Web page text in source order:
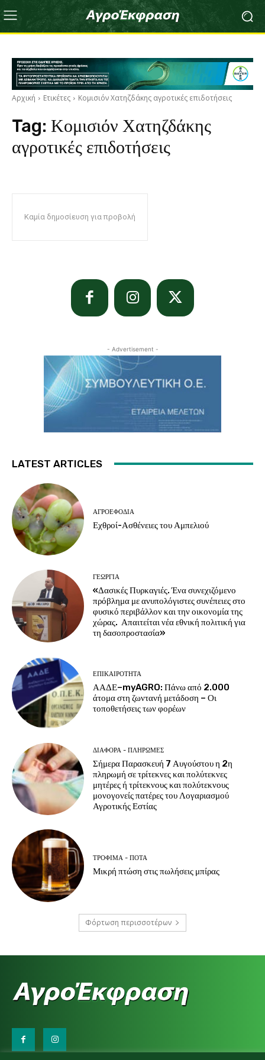
Αρχική Ετικέτες Κομισιόν Χατηζδάκης αγροτικές επιδοτήσεις
Tag: Κομισιόν Χατηζδάκης
αγροτικές επιδοτήσεις
Καμία δημοσίευση για προβολή
- Advertisement -
LATEST ARTICLES
ΑΓΡΟΕΦΌΔΙΑ
Εχθροί-Ασθένειες του Αμπελιού
ΓΕΩΡΓΊΑ
«Δασικές Πυρκαγιές. Ένα συνεχιζόμενο
πρόβλημα με ανυπολόγιστες συνέπειες στο
φυσικό περιβάλλον και την οικονομία της
χώρας. Απαιτείται νέα εθνική πολιτική για
τη δασοπροστασία»
ΕΠΙΚΑΙΡΌΤΗΤΑ
ΑΑΔΕ–myAGRO: Πάνω από 2.000
άτομα στη ζωντανή μετάδοση – Οι
τοποθετήσεις των φορέων
ΔΙΆΦΟΡΑ - ΠΛΗΡΩΜΈΣ
Σήμερα Παρασκευή 7 Αυγούστου η 2η
πληρωμή σε τρίτεκνες και πολύτεκνες
μητέρες ή τρίτεκνους και πολύτεκνους
μονογονείς πατέρες του Λογαριασμού
Αγροτικής Εστίας
ΤΡΌΦΙΜΑ - ΠΟΤΆ
Μικρή πτώση στις πωλήσεις μπίρας
Φόρτωση περισσοτέρων